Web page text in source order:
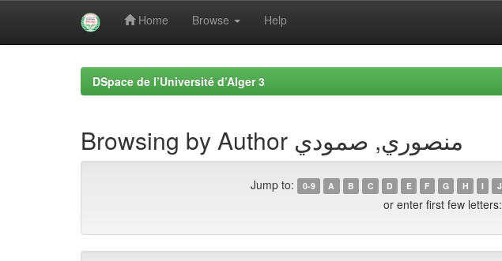
Home Browse Help
DSpace de l’Université d’Alger 3
Browsing by Author منصوري, صمودي
Jump to: 0-9 A B C D E F G H I J
or enter first few letters: